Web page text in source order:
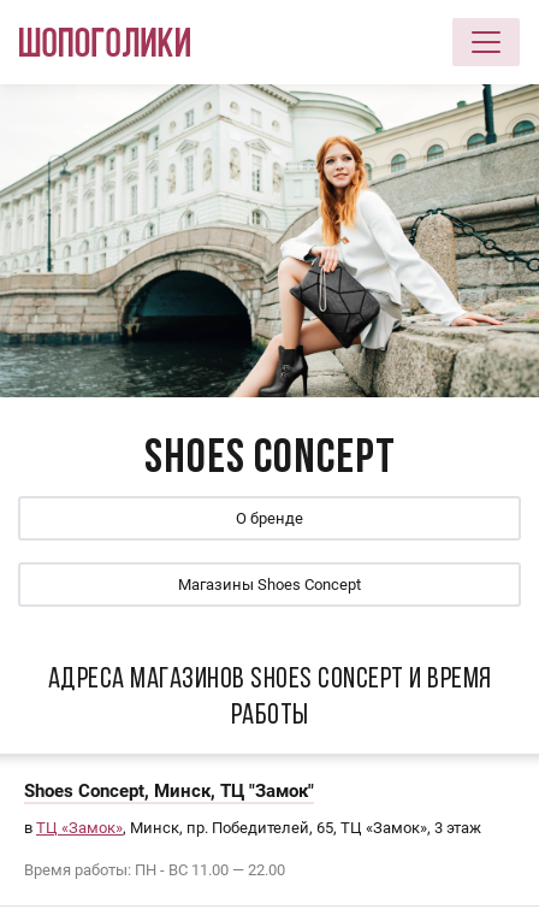
Перейти к основному содержанию
Shoes Concept
О бренде
Магазины Shoes Concept
АДРЕСА МАГАЗИНОВ Shoes Concept И ВРЕМЯ
РАБОТЫ
Shoes Concept, Минск, ТЦ "Замок"
в ТЦ «Замок», Минск, пр. Победителей, 65, ТЦ «Замок», 3 этаж
Время работы: ПН - ВС 11.00 — 22.00